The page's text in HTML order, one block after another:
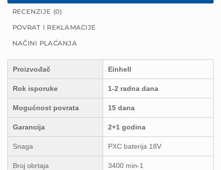
RECENZIJE (0)
POVRAT I REKLAMACIJE
NAČINI PLAĆANJA
Proizvođač Einhell
Rok isporuke 1-2 radna dana
Mogućnost povrata 15 dana
Garancija 2+1 godina
Snaga PXC baterija 18V
Broj obrtaja 3400 min-1